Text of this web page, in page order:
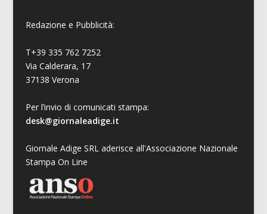
Redazione e Pubblicità:
T+39 335 762 7252
Via Calderara, 17
37138 Verona
Per l’invio di comunicati stampa:
desk@giornaleadige.it
Giornale Adige SRL aderisce all'Associazione Nazionale
Stampa On Line